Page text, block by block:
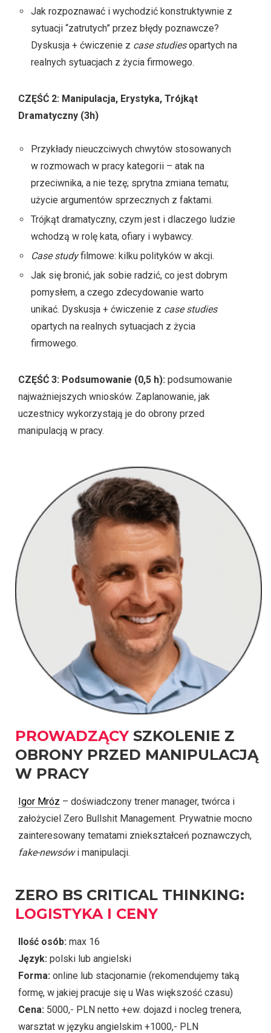
Jak rozpoznawać i wychodzić konstruktywnie z
sytuacji “zatrutych” przez błędy poznawcze?
Dyskusja + ćwiczenie z case studiesopartych na
realnych sytuacjach z życia firmowego.
CZĘŚĆ 2: Manipulacja, Erystyka, Trójkąt
Dramatyczny (3h)
Przykłady nieuczciwych chwytów stosowanych
w rozmowach w pracy kategorii – atak na
przeciwnika, a nie tezę; sprytna zmiana tematu;
użycie argumentów sprzecznych z faktami.
Trójkąt dramatyczny, czym jest i dlaczego ludzie
wchodzą w rolę kata, ofiary i wybawcy.
Case studyfilmowe: kilku polityków w akcji.
Jak się bronić, jak sobie radzić, co jest dobrym
pomysłem, a czego zdecydowanie warto
unikać. Dyskusja + ćwiczenie z case studies
opartych na realnych sytuacjach z życia
firmowego.
CZĘŚĆ 3: Podsumowanie (0,5 h): podsumowanie
najważniejszych wniosków. Zaplanowanie, jak
uczestnicy wykorzystają je do obrony przed
manipulacją w pracy.
PROWADZĄCY SZKOLENIE Z
OBRONY PRZED MANIPULACJĄ
W PRACY
Igor Mróz – doświadczony trener manager, twórca i
założyciel Zero Bullshit Management. Prywatnie mocno
zainteresowany tematami zniekształceń poznawczych,
fake-newsówi manipulacji.
ZERO BS CRITICAL THINKING:
LOGISTYKA I CENY
Ilość osób: max 16
Język: polski lub angielski
Forma: online lub stacjonarnie (rekomendujemy taką
formę, w jakiej pracuje się u Was większość czasu)
Cena: 5000,- PLN netto +ew. dojazd i nocleg trenera,
warsztat w języku angielskim +1000,- PLN